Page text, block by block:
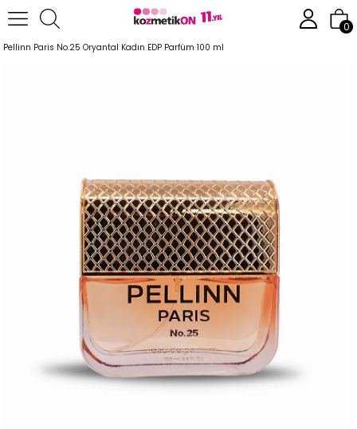
0
Anasayfa Kadın Parfümleri
Pellinn Paris No.25 Oryantal Kadın EDP Parfüm 100 ml